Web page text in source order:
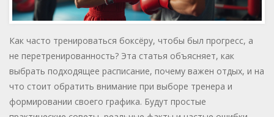
Как часто тренироваться боксёру, чтобы был прогресс, а
не перетренированность? Эта статья объясняет, как
выбрать подходящее расписание, почему важен отдых, и на
что стоит обратить внимание при выборе тренера и
формировании своего графика. Будут простые